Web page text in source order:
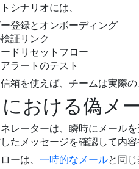
シナリオには、
登録とオンボーディング
証リンク
ドリセットフロー
ラートのテスト
箱を使えば、チームは実際
おける偽メ
レーターは、瞬時にメール
たメッセージを確認して内容
ーは、 一時的なメールと同